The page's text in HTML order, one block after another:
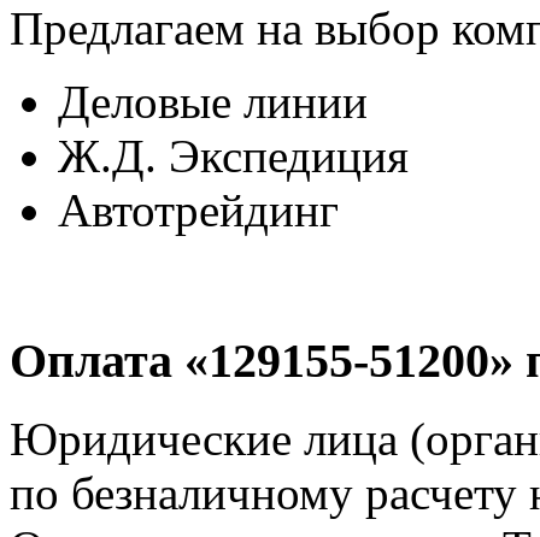
Предлагаем на выбор
Деловые линии
Ж.Д. Экспедиция
Автотрейдинг
Оплата «129155-51200»
Юридические лица
по безналичному расчету